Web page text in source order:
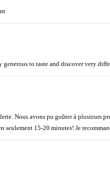
to taste and discover very
Nous avons pu goûter à plusieurs
seulement 15-20 minutes! Je